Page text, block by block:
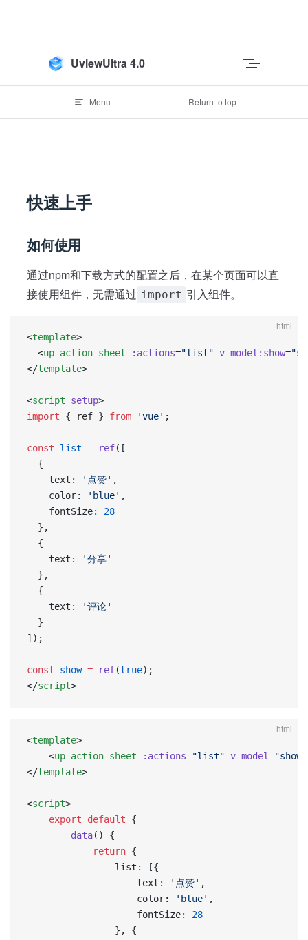
UviewUltra 4.0
Menu Return to top
快速上手
如何使用
通过npm和下载方式的配置之后，在某个页面可以直
接使用组件，无需通过 import 引入组件。
html
<template>
  <
up-action-sheet :actions="list" v-model:show=
</template>
<script setup>
import { ref } from 'vue' ;
const list = ref([
  {
    text:
'点赞' ,
    color:
'blue' ,
    fontSize:
28
  },
  {
    text:
'分享'
  },
  {
    text:
'评论'
  }
]);
const show = ref(true);
</script>
html
<template>
	<
up-action-sheet :actions="list" v-model="show"
</template>
<script>
	export
default {
		data
() {
			return
{
				list: [{
					text:
'点赞' ,
					color:
'blue' ,
					fontSize:
28
				}, {